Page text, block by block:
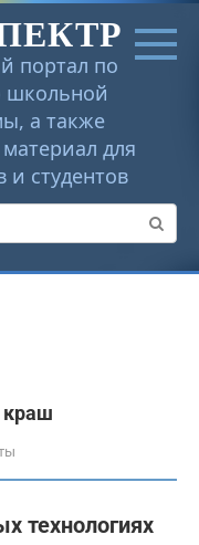
портал по
школьной
а также
для
студентов
краш
технологиях